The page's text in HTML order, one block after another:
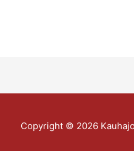
Copyright © 2026